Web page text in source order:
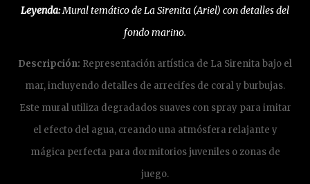
Leyenda:Mural temático de La Sirenita (Ariel) con detalles del
fondo marino.
Descripción: Representación artística de La Sirenita bajo el
mar, incluyendo detalles de arrecifes de coral y burbujas.
Este mural utiliza degradados suaves con spray para imitar
el efecto del agua, creando una atmósfera relajante y
mágica perfecta para dormitorios juveniles o zonas de
juego.